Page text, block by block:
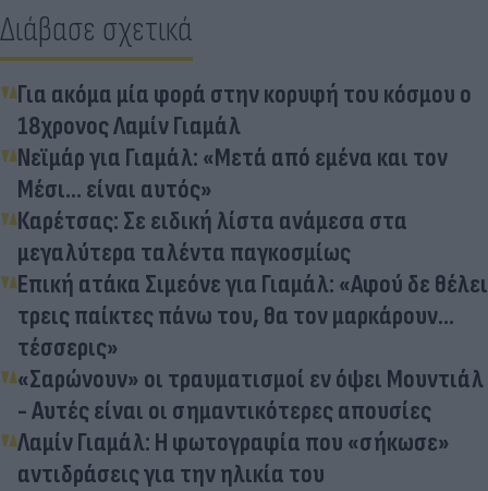
Διάβασε σχετικά
Για ακόμα μία φορά στην κορυφή του κόσμου ο
18χρονος Λαμίν Γιαμάλ
Νεϊμάρ για Γιαμάλ: «Μετά από εμένα και τον
Μέσι... είναι αυτός»
Καρέτσας: Σε ειδική λίστα ανάμεσα στα
μεγαλύτερα ταλέντα παγκοσμίως
Επική ατάκα Σιμεόνε για Γιαμάλ: «Αφού δε θέλει
τρεις παίκτες πάνω του, θα τον μαρκάρουν...
τέσσερις»
«Σαρώνουν» οι τραυματισμοί εν όψει Μουντιάλ
- Αυτές είναι οι σημαντικότερες απουσίες
Λαμίν Γιαμάλ: Η φωτογραφία που «σήκωσε»
αντιδράσεις για την ηλικία του